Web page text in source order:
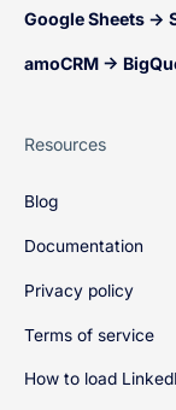
Google Sheets →
amoCRM →
Resources
Blog
Documentation
Privacy policy
Terms of service
How to load